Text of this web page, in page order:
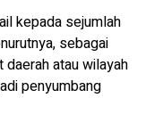
kepada sejumlah
sebagai
atau wilayah
penyumbang